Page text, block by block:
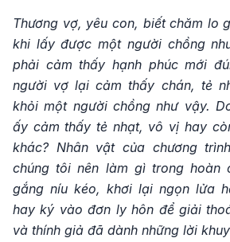
Thương vợ, yêu con, biết chăm lo
khi lấy được một người chồng
phải cảm thấy hạnh phúc mới
người vợ lại cảm thấy chán, tẻ
khỏi một người chồng như vậy.
ấy cảm thấy tẻ nhạt, vô vị hay
khác? Nhân vật của chương
chúng tôi nên làm gì trong hoàn
gắng níu kéo, khơi lại ngọn lửa
hay ký vào đơn ly hôn để giải
và thính giả đã dành những lời